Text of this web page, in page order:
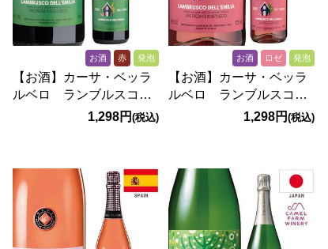
お酒 赤 発泡
【お酒】カーサ・ベッラ
ルベロ ランブルスコ・
ロッソ・セッコ（赤・微
1,298円(税込)
お酒 ロゼ 発泡
【お酒】カーサ・ベッラ
ルベロ ランブルスコ
ロザート セッコ（ロ
1,298円 (税込)